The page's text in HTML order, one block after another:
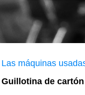
Las máquinas
Guillotina de